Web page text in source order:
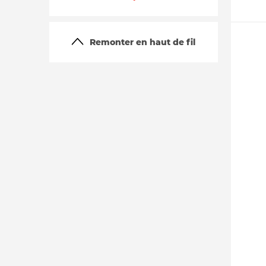
Remonter en haut de fil